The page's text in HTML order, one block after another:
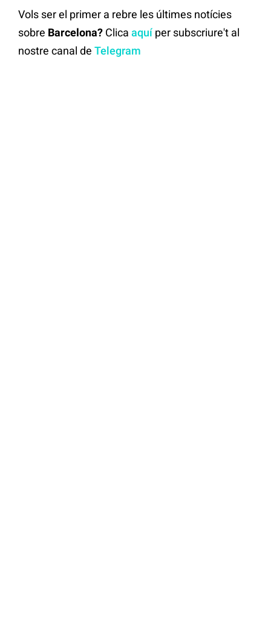
Vols ser el primer a rebre les últimes notícies
sobre Barcelona? Clica aquíper subscriure't al
nostre canal de Telegram